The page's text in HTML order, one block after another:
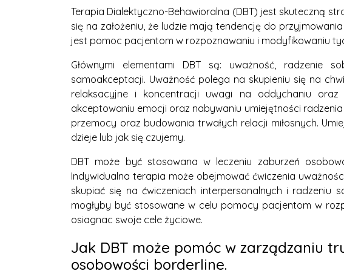
Terapia Dialektyczno-Behawioralna (DBT) jest skuteczną
się na założeniu, że ludzie mają tendencję do
jest pomoc pacjentom w rozpoznawaniu i modyfikowaniu
Głównymi elementami DBT są: uważność, radzenie
samoakceptacji. Uważność polega na skupieniu się na
relaksacyjne i koncentracji uwagi na oddychaniu
akceptowaniu emocji oraz nabywaniu umiejętności
przemocy oraz budowania trwałych relacji miłosnych.
dzieje lub jak się czujemy.
DBT może być stosowana w leczeniu zaburzeń
Indywidualna terapia może obejmować ćwiczenia
skupiać się na ćwiczeniach interpersonalnych i radzeniu
mogłyby być stosowane w celu pomocy pacjentom w
osiagnac swoje cele życiowe.
Jak DBT może pomóc w zarządzaniu
osobowości borderline.